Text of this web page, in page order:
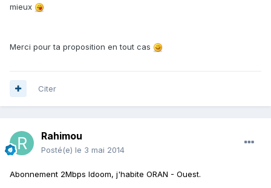
mieux
Merci pour ta proposition en tout cas
Citer
Rahimou
Posté(e) le 3 mai 2014
Abonnement 2Mbps Idoom, j'habite ORAN - Ouest.